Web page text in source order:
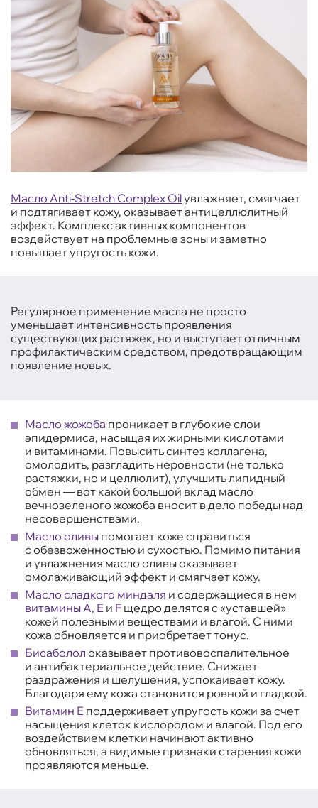
Масло Anti-Stretch Complex Oilувлажняет, смягчает
и подтягивает кожу, оказывает антицеллюлитный
эффект. Комплекс активных компонентов
воздействует на проблемные зоны и заметно
повышает упругость кожи.
Регулярное применение масла не просто
уменьшает интенсивность проявления
существующих растяжек, но и выступает отличным
профилактическим средством, предотвращающим
появление новых.
Масло жожоба проникает в глубокие слои
эпидермиса, насыщая их жирными кислотами
и витаминами. Повысить синтез коллагена,
омолодить, разгладить неровности (не только
растяжки, но и целлюлит), улучшить липидный
обмен — вот какой большой вклад масло
вечнозеленого жожоба вносит в дело победы над
несовершенствами.
Масло оливы помогает коже справиться
с обезвоженностью и сухостью. Помимо питания
и увлажнения масло оливы оказывает
омолаживающий эффект и смягчает кожу.
Масло сладкого миндаля и содержащиеся в нем
витамины А, Е и F щедро делятся с «уставшей»
кожей полезными веществами и влагой. С ними
кожа обновляется и приобретает тонус.
Бисаболол оказывает противовоспалительное
и антибактериальное действие. Снижает
раздражения и шелушения, успокаивает кожу.
Благодаря ему кожа становится ровной и гладкой.
Витамин Е поддерживает упругость кожи за счет
насыщения клеток кислородом и влагой. Под его
воздействием клетки начинают активно
обновляться, а видимые признаки старения кожи
проявляются меньше.